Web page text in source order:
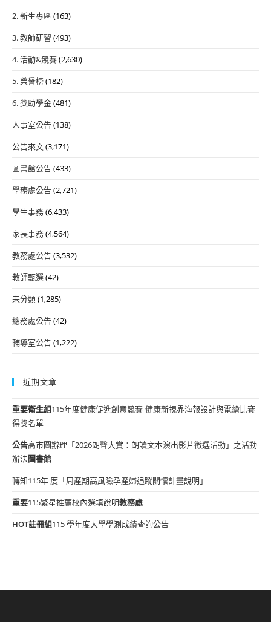
2. 新生專區 (163)
3. 教師研習 (493)
4. 活動&競賽(2,630)
5. 榮譽榜(182)
6. 獎助學金(481)
人事室公告(138)
公告來文(3,171)
圖書館公告(433)
學務處公告(2,721)
學生事務(6,433)
家長事務(4,564)
教務處公告(3,532)
教師甄選(42)
未分類(1,285)
總務處公告(42)
輔導室公告(1,222)
近期文章
重要衛生組115年度健康促進創意競賽-健康新視界海報設計與電繪比賽
得獎名單
公告高市圖辦理「2026朗聲大賞：朗讀文本演出影片徵選活動」之活動
辦法圖書館
轉知115年 度「周產期高風險孕產婦追蹤關懷計畫說明」
重要115繁星推薦校內選填說明教務處
HOT註冊組115 學年度大學學測成績查詢公告